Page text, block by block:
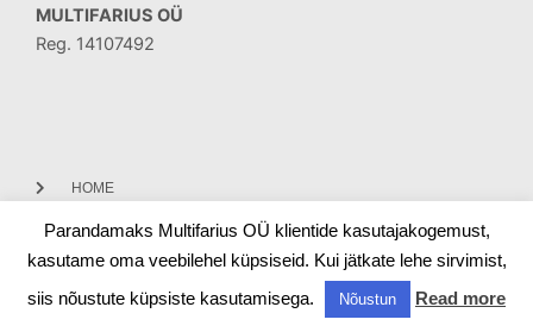
MULTIFARIUS OÜ
Reg. 14107492
HOME
CONTACT
Parandamaks Multifarius OÜ klientide kasutajakogemust,
kasutame oma veebilehel küpsiseid. Kui jätkate lehe sirvimist,
siis nõustute küpsiste kasutamisega.
Nõustun Read more